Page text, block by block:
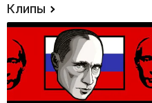
Клипы